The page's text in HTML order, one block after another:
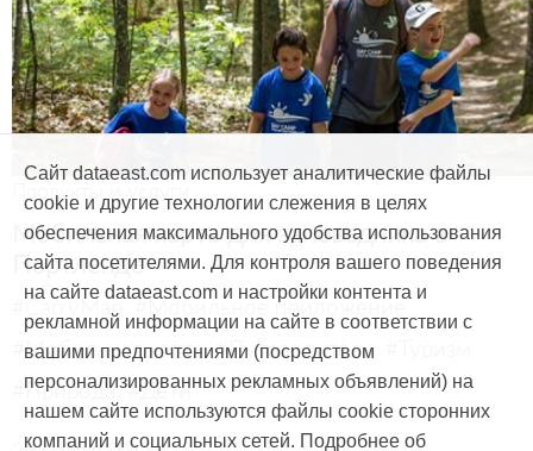
Продукты и услуги
Мобильная карта для заповедника в
Портленде
#CarryMap #Мобильное приложение
#Мобильная карта #Путеводитель
#Природа #Дети
Сайт dataeast.com использует аналитические файлы
cookie и другие технологии слежения в целях
обеспечения максимального удобства использования
сайта посетителями. Для контроля вашего поведения
на сайте dataeast.com и настройки контента и
рекламной информации на сайте в соответствии с
вашими предпочтениями (посредством
персонализированных рекламных объявлений) на
нашем сайте используются файлы cookie сторонних
компаний и социальных сетей. Подробнее об